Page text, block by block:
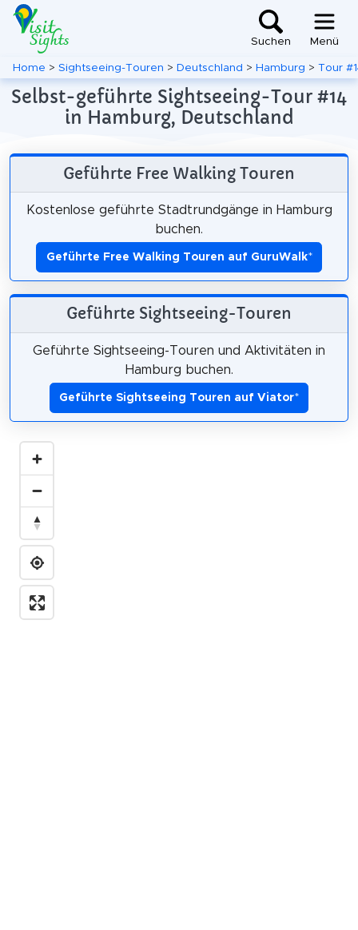
Suchen Menü
Home > Sightseeing-Touren > Deutschland > Hamburg > Tour
Selbst-geführte Sightseeing-Tour #14
in Hamburg, Deutschland
Geführte Free Walking Touren
Kostenlose geführte Stadtrundgänge in Hamburg
buchen.
Geführte Free Walking Touren auf GuruWalk*
Geführte Sightseeing-Touren
Geführte Sightseeing-Touren und Aktivitäten in
Hamburg buchen.
Geführte Sightseeing Touren auf Viator*